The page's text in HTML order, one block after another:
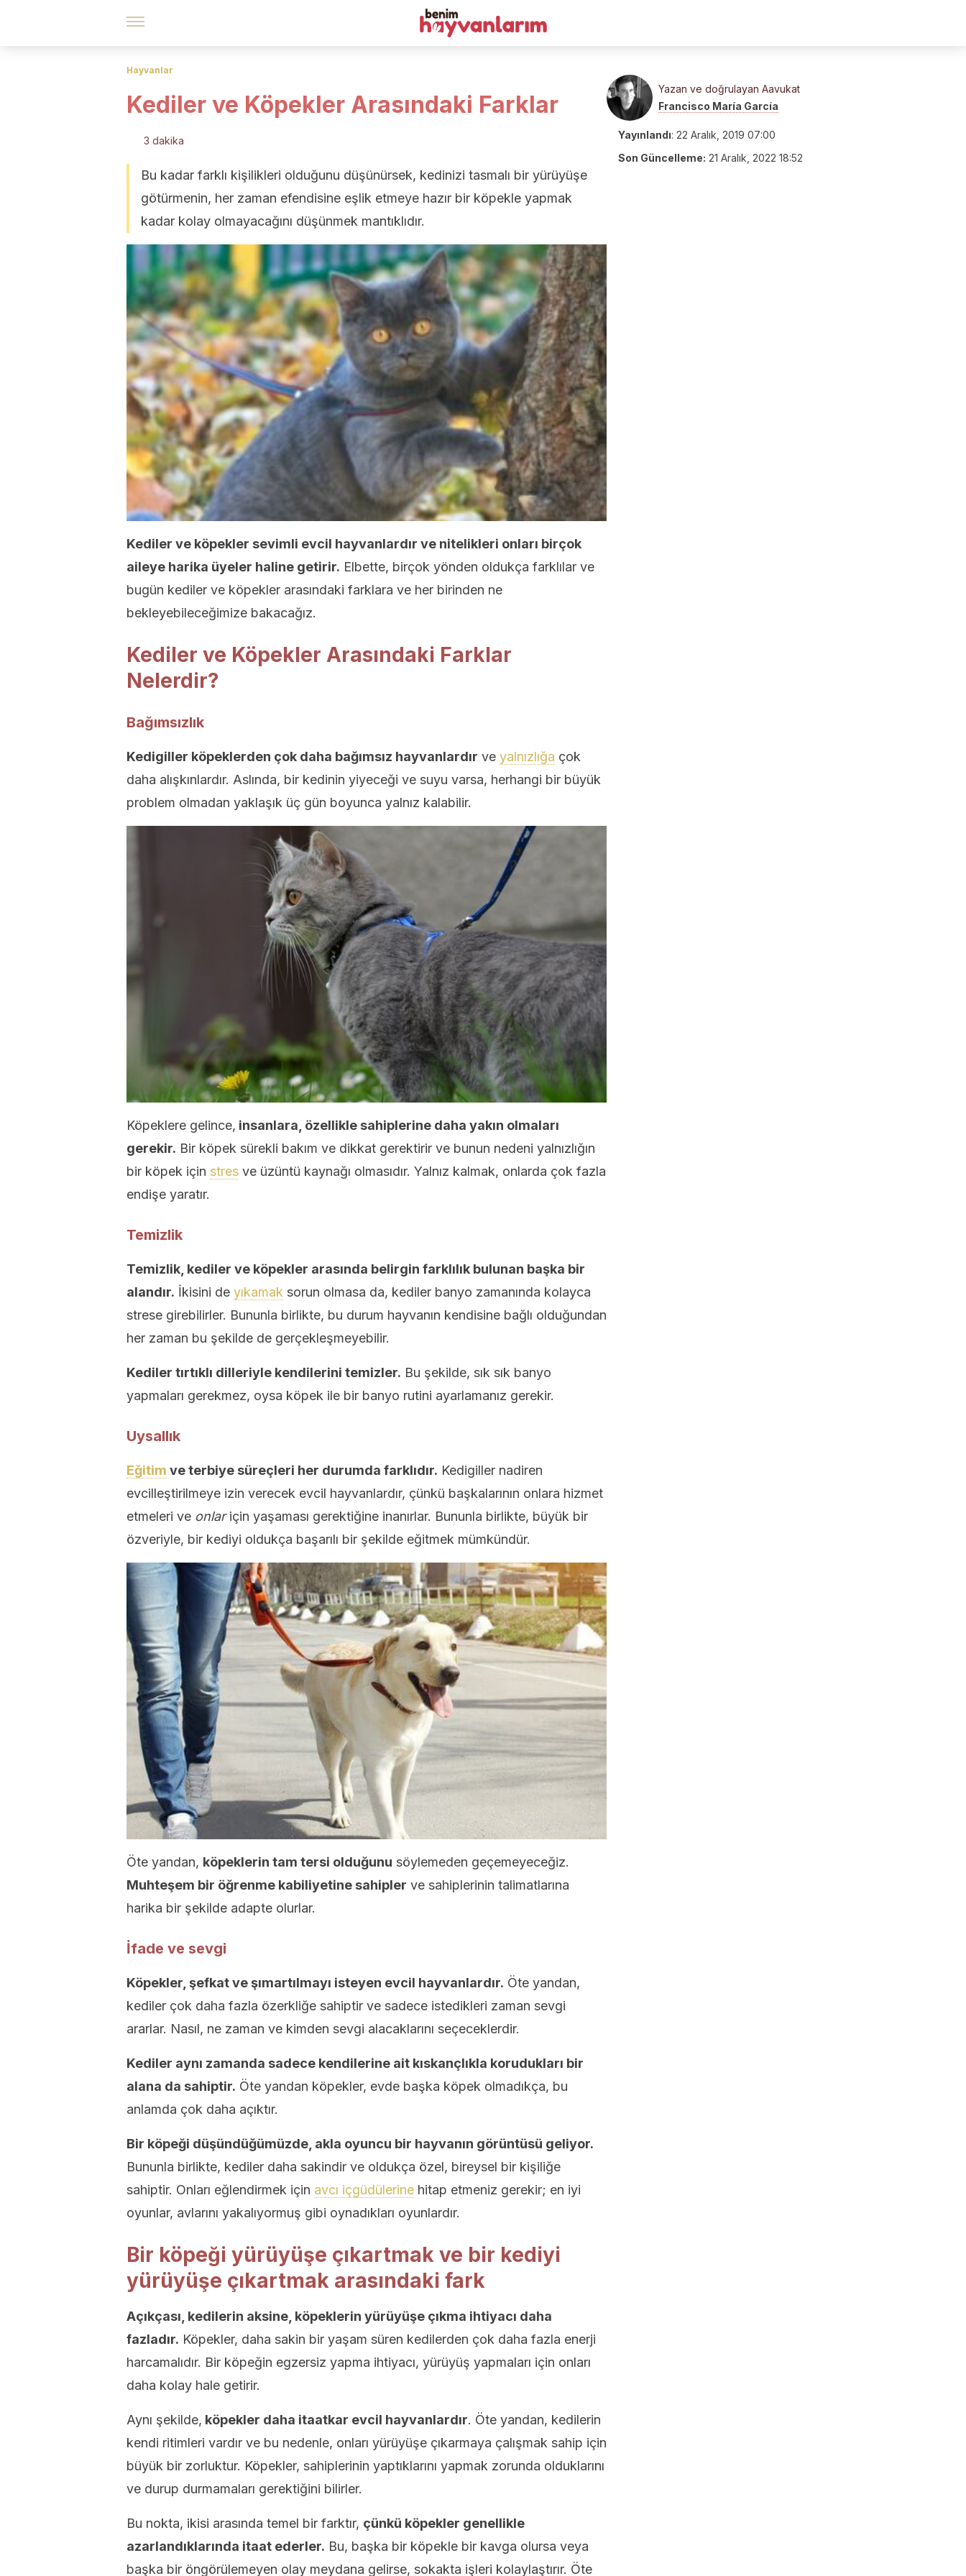
Hayvanlar
Kediler ve Köpekler Arasındaki Farklar
3 dakika
Bu kadar farklı kişilikleri olduğunu düşünürsek, kedinizi tasmalı bir yürüyüşe
götürmenin, her zaman efendisine eşlik etmeye hazır bir köpekle yapmak
kadar kolay olmayacağını düşünmek mantıklıdır.
Kediler ve köpekler sevimli evcil hayvanlardır ve nitelikleri onları birçok
aileye harika üyeler haline getirir. Elbette, birçok yönden oldukça farklılar ve
bugün kediler ve köpekler arasındaki farklara ve her birinden ne
bekleyebileceğimize bakacağız.
Kediler ve Köpekler Arasındaki Farklar
Nelerdir?
Bağımsızlık
Kedigiller köpeklerden çok daha bağımsız hayvanlardır ve yalnızlığa çok
daha alışkınlardır. Aslında, bir kedinin yiyeceği ve suyu varsa, herhangi bir büyük
problem olmadan yaklaşık üç gün boyunca yalnız kalabilir.
Köpeklere gelince, insanlara, özellikle sahiplerine daha yakın olmaları
gerekir. Bir köpek sürekli bakım ve dikkat gerektirir ve bunun nedeni yalnızlığın
bir köpek için stres ve üzüntü kaynağı olmasıdır. Yalnız kalmak, onlarda çok fazla
endişe yaratır.
Temizlik
Temizlik, kediler ve köpekler arasında belirgin farklılık bulunan başka bir
alandır. İkisini de yıkamak sorun olmasa da, kediler banyo zamanında kolayca
strese girebilirler. Bununla birlikte, bu durum hayvanın kendisine bağlı olduğundan
her zaman bu şekilde de gerçekleşmeyebilir.
Kediler tırtıklı dilleriyle kendilerini temizler. Bu şekilde, sık sık banyo
yapmaları gerekmez, oysa köpek ile bir banyo rutini ayarlamanız gerekir.
Uysallık
Eğitim ve terbiye süreçleri her durumda farklıdır. Kedigiller nadiren
evcilleştirilmeye izin verecek evcil hayvanlardır, çünkü başkalarının onlara hizmet
etmeleri ve onlariçin yaşaması gerektiğine inanırlar. Bununla birlikte, büyük bir
özveriyle, bir kediyi oldukça başarılı bir şekilde eğitmek mümkündür.
Öte yandan, köpeklerin tam tersi olduğunu söylemeden geçemeyeceğiz.
Muhteşem bir öğrenme kabiliyetine sahipler ve sahiplerinin talimatlarına
harika bir şekilde adapte olurlar.
İfade ve sevgi
Köpekler, şefkat ve şımartılmayı isteyen evcil hayvanlardır. Öte yandan,
kediler çok daha fazla özerkliğe sahiptir ve sadece istedikleri zaman sevgi
ararlar. Nasıl, ne zaman ve kimden sevgi alacaklarını seçeceklerdir.
Kediler aynı zamanda sadece kendilerine ait kıskançlıkla korudukları bir
alana da sahiptir. Öte yandan köpekler, evde başka köpek olmadıkça, bu
anlamda çok daha açıktır.
Bir köpeği düşündüğümüzde, akla oyuncu bir hayvanın görüntüsü geliyor.
Bununla birlikte, kediler daha sakindir ve oldukça özel, bireysel bir kişiliğe
sahiptir. Onları eğlendirmek için avcı içgüdülerine hitap etmeniz gerekir; en iyi
oyunlar, avlarını yakalıyormuş gibi oynadıkları oyunlardır.
Bir köpeği yürüyüşe çıkartmak ve bir kediyi
yürüyüşe çıkartmak arasındaki fark
Açıkçası, kedilerin aksine, köpeklerin yürüyüşe çıkma ihtiyacı daha
fazladır. Köpekler, daha sakin bir yaşam süren kedilerden çok daha fazla enerji
harcamalıdır. Bir köpeğin egzersiz yapma ihtiyacı, yürüyüş yapmaları için onları
daha kolay hale getirir.
Aynı şekilde, köpekler daha itaatkar evcil hayvanlardır. Öte yandan, kedilerin
kendi ritimleri vardır ve bu nedenle, onları yürüyüşe çıkarmaya çalışmak sahip için
büyük bir zorluktur. Köpekler, sahiplerinin yaptıklarını yapmak zorunda olduklarını
ve durup durmamaları gerektiğini bilirler.
Bu nokta, ikisi arasında temel bir farktır, çünkü köpekler genellikle
azarlandıklarında itaat ederler. Bu, başka bir köpekle bir kavga olursa veya
başka bir öngörülemeyen olay meydana gelirse, sokakta işleri kolaylaştırır. Öte
Yazan ve doğrulayan Aavukat
Francisco María García
Yayınlandı: 22 Aralık, 2019 07:00
Son Güncelleme: 21 Aralık, 2022 18:52